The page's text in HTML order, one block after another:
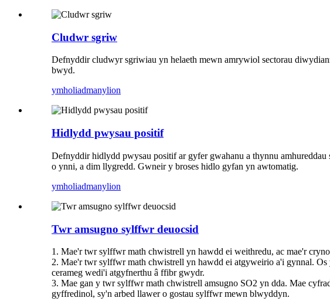
Cludwr sgriw
Defnyddir cludwyr sgriwiau yn helaeth mewn amrywiol sectorau
bwyd.
ymholiadmanylion
Hidlydd pwysau positif
Defnyddir hidlydd pwysau positif ar gyfer gwahanu a thynnu
o ynni, a dim llygredd. Gwneir y broses hidlo gyfan yn awtomatig.
ymholiadmanylion
Twr amsugno sylffwr deuocsid
1. Mae'r twr sylffwr math chwistrell yn hawdd ei weithredu, ac mae'r
2. Mae'r twr sylffwr math chwistrell yn hawdd ei atgyweirio a'i gynnal.
cerameg wedi'i atgyfnerthu â ffibr gwydr.
3. Mae gan y twr sylffwr math chwistrell amsugno SO2 yn dda. Mae
gyffredinol, sy'n arbed llawer o gostau sylffwr mewn blwyddyn.